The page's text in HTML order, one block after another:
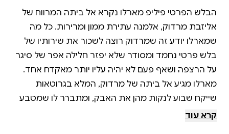
הבלש הפרטי פיליפ מארלו נקרא אל ביתה המרווח של
אליזבת מרדוק, אלמנה עתירת ממון ומרירות. כל מה
שמארלו יודע זה שמרדוק רוצה לשכור את שירותיו של
בלש פרטי נחמד ומסודר שלא יפזר חלילה אפר של סיגר
על הרצפה ושאף פעם לא יהיה עליו יותר מאקדח אחד.
מארלו מגיע אל ביתה של מרדוק, המלא בגרוטאות
שייקח שבוע לנקות מהן את האבק, ומתברר לו שמטבע
עתיק ויקר מהאוסף של בעלה המנוח נעלם, והיא מצפה
קרא עוד